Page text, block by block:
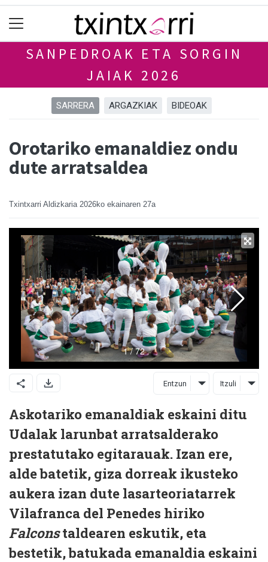
SANPEDROAK ETA SORGIN
JAIAK 2026
SARRERA ARGAZKIAK BIDEOAK
Orotariko emanaldiez ondu
dute arratsaldea
Txintxarri Aldizkaria 2026ko ekainaren 27a
Entzun Itzuli
Askotariko emanaldiak eskaini ditu
Udalak larunbat arratsalderako
prestatutako egitarauak. Izan ere,
alde batetik, giza dorreak ikusteko
aukera izan dute lasarteoriatarrek
Vilafranca del Penedes hiriko
Falconstaldearen eskutik, eta
bestetik, batukada emanaldia eskaini